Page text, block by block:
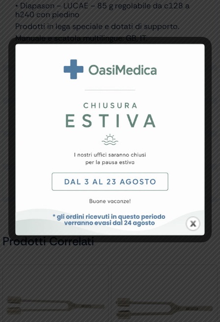
• Diapason – LUCAE – 85 g regolabile da c128 a
h240 con piedino
Prodotti in lega speciale e dotati di supporto.
Manuale e scatola multilingue: GB, IT.
Resi e Garanzia
Recensioni
Prodotti Correlati